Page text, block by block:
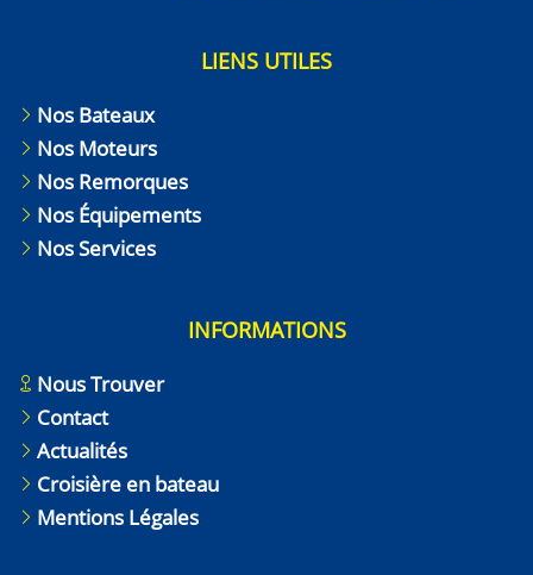
LIENS UTILES
Nos Bateaux
Nos Moteurs
Nos Remorques
Nos Équipements
Nos Services
INFORMATIONS
Nous Trouver
Contact
Actualités
Croisière en bateau
Mentions Légales